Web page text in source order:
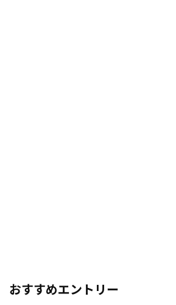
おすすめエントリー